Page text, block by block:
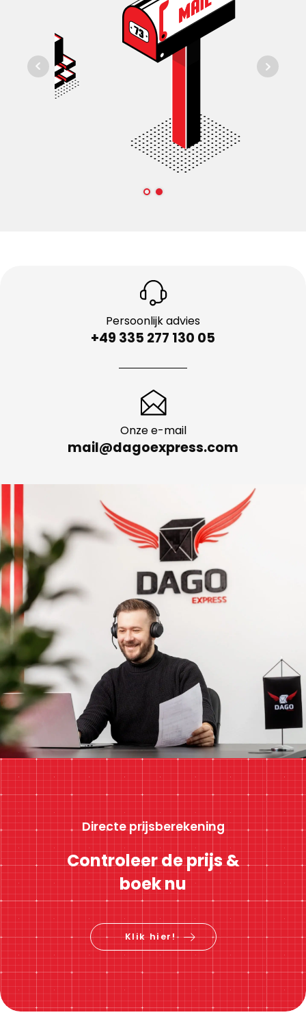
Persoonlijk advies
+49 335 277 130 05
Onze e-mail
mail@dagoexpress.com
Directe prijsberekening
Controleer de prijs &
boek nu
Klik hier!